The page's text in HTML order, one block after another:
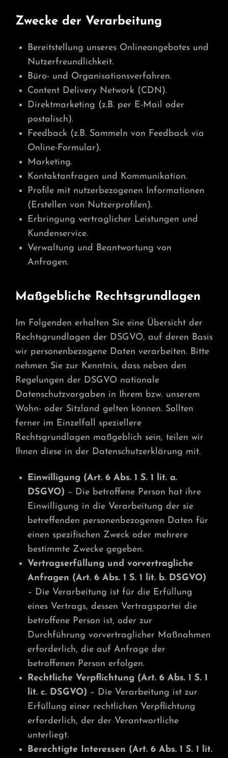
Zwecke der Verarbeitung
Bereitstellung unseres Onlineangebotes und
Nutzerfreundlichkeit.
Büro- und Organisationsverfahren.
Content Delivery Network (CDN).
Direktmarketing (z.B. per E-Mail oder
postalisch).
Feedback (z.B. Sammeln von Feedback via
Online-Formular).
Marketing.
Kontaktanfragen und Kommunikation.
Profile mit nutzerbezogenen Informationen
(Erstellen von Nutzerprofilen).
Erbringung vertraglicher Leistungen und
Kundenservice.
Verwaltung und Beantwortung von
Anfragen.
Maßgebliche Rechtsgrundlagen
Im Folgenden erhalten Sie eine Übersicht der
Rechtsgrundlagen der DSGVO, auf deren Basis
wir personenbezogene Daten verarbeiten. Bitte
nehmen Sie zur Kenntnis, dass neben den
Regelungen der DSGVO nationale
Datenschutzvorgaben in Ihrem bzw. unserem
Wohn- oder Sitzland gelten können. Sollten
ferner im Einzelfall speziellere
Rechtsgrundlagen maßgeblich sein, teilen wir
Ihnen diese in der Datenschutzerklärung mit.
Einwilligung (Art. 6 Abs. 1 S. 1 lit. a.
DSGVO) – Die betroffene Person hat ihre
Einwilligung in die Verarbeitung der sie
betreffenden personenbezogenen Daten für
einen spezifischen Zweck oder mehrere
bestimmte Zwecke gegeben.
Vertragserfüllung und vorvertragliche
Anfragen (Art. 6 Abs. 1 S. 1 lit. b. DSGVO)
– Die Verarbeitung ist für die Erfüllung
eines Vertrags, dessen Vertragspartei die
betroffene Person ist, oder zur
Durchführung vorvertraglicher Maßnahmen
erforderlich, die auf Anfrage der
betroffenen Person erfolgen.
Rechtliche Verpflichtung (Art. 6 Abs. 1 S. 1
lit. c. DSGVO) – Die Verarbeitung ist zur
Erfüllung einer rechtlichen Verpflichtung
erforderlich, der der Verantwortliche
unterliegt.
Berechtigte Interessen (Art. 6 Abs. 1 S. 1 lit.